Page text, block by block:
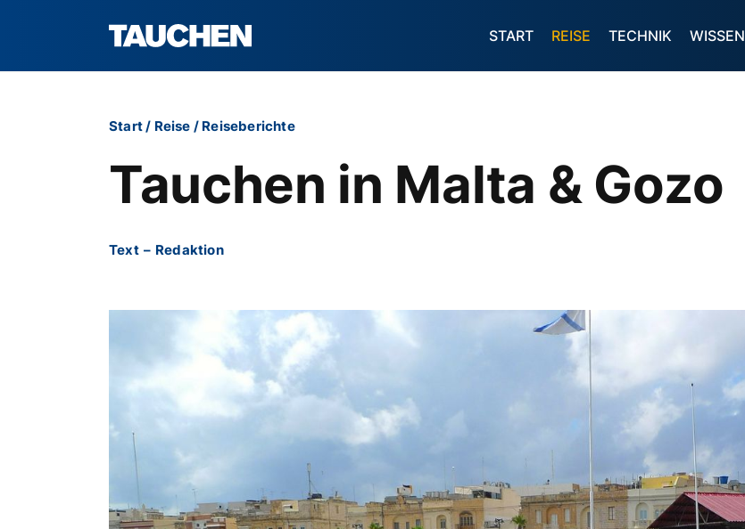
START REISE TECHNIK WISSEN
Start/ Reise / Reiseberichte
Tauchen in Malta & Gozo
Text – Redaktion